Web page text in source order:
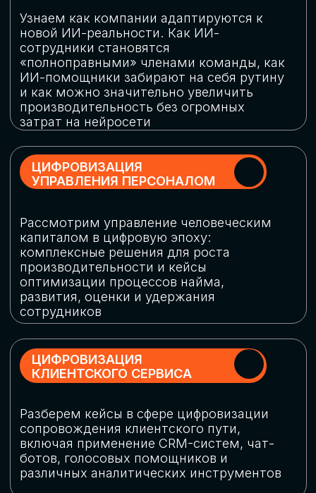
огромную статью затрат
ОБЛАЧНЫЕ ТЕХНОЛОГИИ
Подискутируем, какие облачные решения
существуют на рынке и почему
использование мультиоблачных моделей
не только снижает затраты, но и
«пересборки» бизнес-моделей
СКАЧАТЬ
ПРОГРАММУ
КОНФЕРЕНЦИИ
Оставьте заявку, мы направим вам
программу конференции
СКАЧАТЬ ПРОГРАММУ
СПИКЕРЫ